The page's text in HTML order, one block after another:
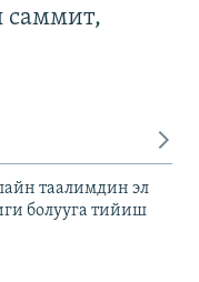
саммит,
таалимдин эл
болууга тийиш